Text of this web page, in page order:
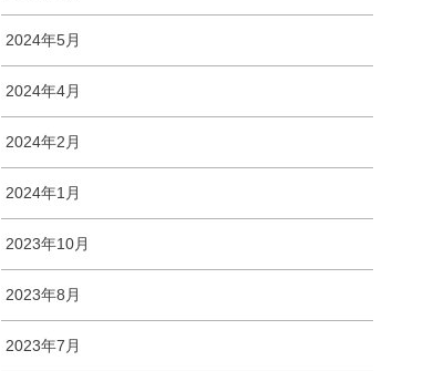
2024年5月
2024年4月
2024年2月
2024年1月
2023年10月
2023年8月
2023年7月